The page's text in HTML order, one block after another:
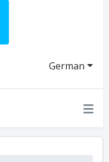
German